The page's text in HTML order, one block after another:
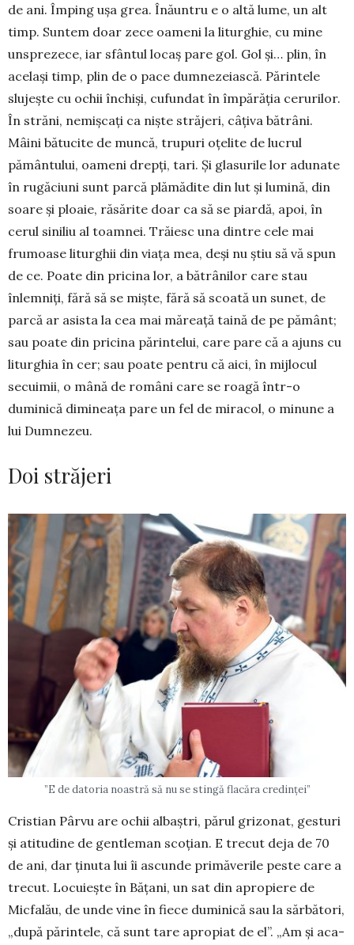
de ani. Împing ușa grea. Înăuntru e o altă lume, un alt
timp. Sun­tem doar zece oa­meni la liturghie, cu mine
unsprezece, iar sfântul locaș pare gol. Gol și… plin, în
ace­lași timp, plin de o pace dumnezeiască. Părintele
slujește cu ochii închiși, cufun­dat în împărăția ceru­rilor.
În străni, nemișcați ca niște străjeri, câțiva bătrâni.
Mâini bătucite de muncă, trupuri oțelite de lucrul
pământului, oameni drepți, tari. Și glasu­rile lor adunate
în rugăciuni sunt parcă plămădite din lut și lumină, din
soare și ploaie, răsărite doar ca să se piardă, apoi, în
cerul siniliu al toamnei. Trăiesc una dintre cele mai
frumoase liturghii din viața mea, deși nu știu să vă spun
de ce. Poate din pricina lor, a bătrânilor care stau
înlemniți, fără să se miște, fără să scoată un sunet, de
parcă ar asista la cea mai măreață taină de pe pământ;
sau poate din pricina părintelui, care pare că a ajuns cu
litur­ghia în cer; sau poate pentru că aici, în mijlocul
secuimii, o mână de români care se roagă într-o
duminică dimineața pare un fel de miracol, o mi­nune a
lui Dumnezeu.
Doi străjeri
”E de datoria noastră să nu se stingă flacăra credinței”
Cristian Pârvu are ochii albaștri, părul grizo­nat, gesturi
și atitudine de gentleman scoțian. E trecut deja de 70
de ani, dar ținuta lui îi ascunde primăverile peste care a
trecut. Locuiește în Bă­țani, un sat din apropiere de
Micfalău, de unde vine în fiece duminică sau la sărbători,
„după părintele, că sunt tare apropiat de el”. „Am și aca­